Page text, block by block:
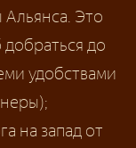
Это
до
удобствами
на запад от